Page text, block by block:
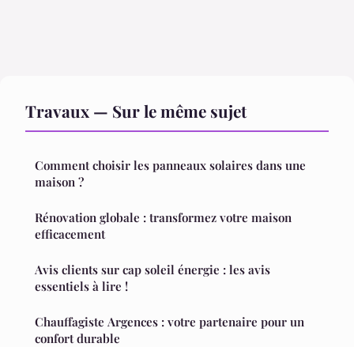
Travaux — Sur le même sujet
Comment choisir les panneaux solaires dans une
maison ?
Rénovation globale : transformez votre maison
efficacement
Avis clients sur cap soleil énergie : les avis
essentiels à lire !
Chauffagiste Argences : votre partenaire pour un
confort durable